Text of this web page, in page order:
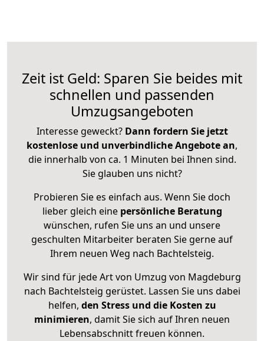
Zeit ist Geld: Sparen Sie beides mit
schnellen und passenden
Umzugsangeboten
Interesse geweckt? Dann fordern Sie jetzt
kostenlose und unverbindliche Angebote an,
die innerhalb von ca. 1 Minuten bei Ihnen sind.
Sie glauben uns nicht?
Probieren Sie es einfach aus. Wenn Sie doch
lieber gleich eine persönliche Beratung
wünschen, rufen Sie uns an und unsere
geschulten Mitarbeiter beraten Sie gerne auf
Ihrem neuen Weg nach Bachtelsteig.
Wir sind für jede Art von Umzug von Magdeburg
nach Bachtelsteig gerüstet. Lassen Sie uns dabei
helfen, den Stress und die Kosten zu
minimieren, damit Sie sich auf Ihren neuen
Lebensabschnitt freuen können.